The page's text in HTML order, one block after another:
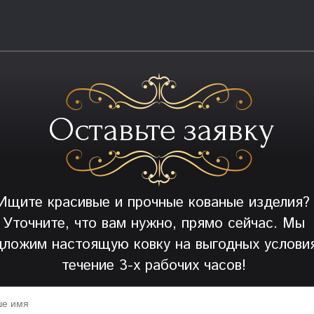
Оставьте заявку
красивые и прочные кованые изделия?
Уточните, что вам нужно, прямо сейчас. Мы
настоящую ковку на выгодных
течение 3-х рабочих часов!